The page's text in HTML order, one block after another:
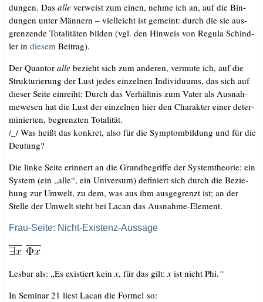
dun­gen. Das alle ver­weist zum einen, neh­me ich an, auf die Bin­
dun­gen unter Män­nern – viel­leicht ist gemeint: durch die sie aus­
gren­zen­de Tota­li­tä­ten bil­den (vgl. den Hin­weis von Regu­la Schind­
ler in die­sem Beitrag).
Der Quan­tor alle bezieht sich zum ande­ren, ver­mu­te ich, auf die
Struk­tu­rie­rung der Lust jedes ein­zel­nen Indi­vi­du­ums, das sich auf
die­ser Sei­te ein­reiht: Durch das Ver­hält­nis zum Vater als Aus­nah­
me­we­sen hat die Lust der ein­zel­nen hier den Cha­rak­ter einer deter­
mi­nier­ten, begrenz­ten Totalität.
/​_​/​ Was heißt das kon­kret, also für die Sym­ptom­bil­dung und für die
Deutung?
Die lin­ke Sei­te erin­nert an die Grund­be­grif­fe der Sys­tem­theo­rie: ein
Sys­tem (ein „alle“, ein Uni­ver­sum) defi­niert sich durch die Bezie­
hung zur Umwelt, zu dem, was aus ihm aus­ge­grenzt ist; an der
Stel­le der Umwelt steht bei Lacan das Aus­nah­me-Ele­ment.
Frau-Seite: Nicht-Existenz-Aussage
Les­bar als: „Es exis­tiert keinx, für das gilt:xist nicht Phi.“
In Semi­nar 21 liest Lacan die For­mel so: